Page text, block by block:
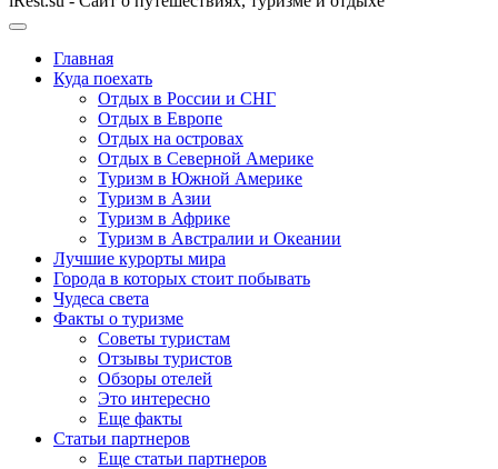
Главная
Куда поехать
Отдых в России и СНГ
Отдых в Европе
Отдых на островах
Отдых в Северной Америке
Туризм в Южной Америке
Туризм в Азии
Туризм в Африке
Туризм в Австралии и Океании
Лучшие курорты мира
Города в которых стоит побывать
Чудеса света
Факты о туризме
Советы туристам
Отзывы туристов
Обзоры отелей
Это интересно
Еще факты
Статьи партнеров
Еще статьи партнеров